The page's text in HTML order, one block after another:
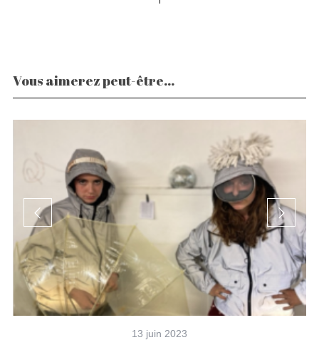
Vous aimerez peut-être...
13 juin 2023